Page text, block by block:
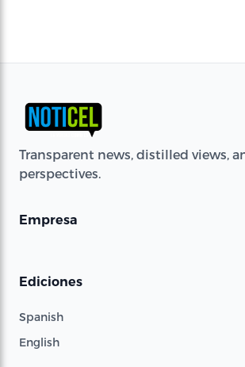
Transparent news, distilled views,
perspectives.
Empresa
Ediciones
Spanish
English